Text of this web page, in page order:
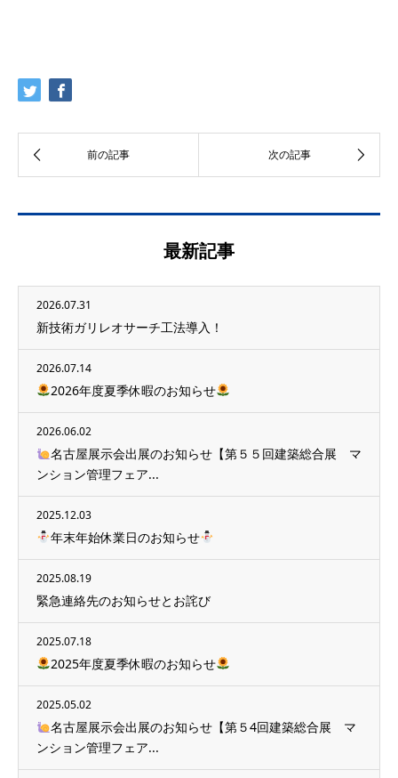
最新記事
2026.07.31
新技術ガリレオサーチ工法導入！
2026.07.14
2026年度夏季休暇のお知らせ
2026.06.02
名古屋展示会出展のお知らせ【第５５回建築総合展 マ
ンション管理フェア...
2025.12.03
年末年始休業日のお知らせ
2025.08.19
緊急連絡先のお知らせとお詫び
2025.07.18
2025年度夏季休暇のお知らせ
2025.05.02
名古屋展示会出展のお知らせ【第５4回建築総合展 マ
ンション管理フェア...